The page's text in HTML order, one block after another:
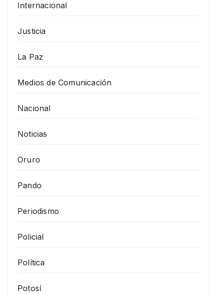
Internacional
Justicia
La Paz
Medios de Comunicación
Nacional
Noticias
Oruro
Pando
Periodismo
Policial
Política
Potosí